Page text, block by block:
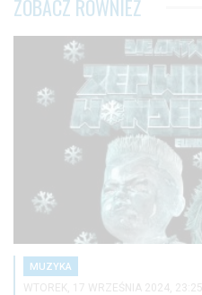
ZOBACZ RÓWNIEŻ
MUZYKA
WTOREK, 17 WRZEŚNIA 2024, 23:25